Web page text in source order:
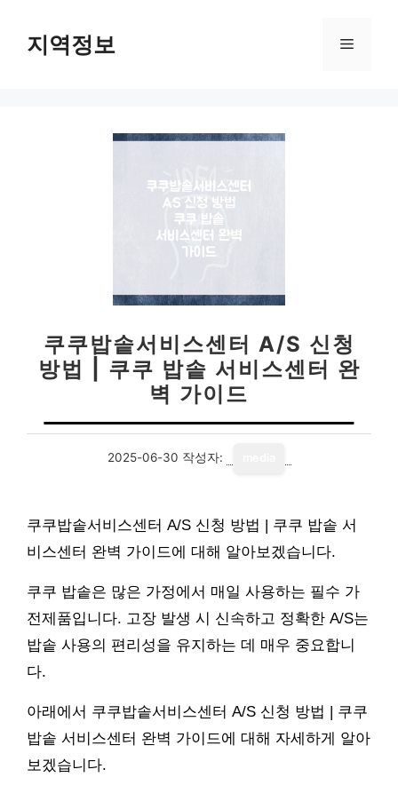
지역정보 메
쿠쿠밥솥서비스센터 A/S 신청
방법 | 쿠쿠 밥솥 서비스센터 완
벽 가이드
2025-06-30 작성자:
쿠쿠밥솥서비스센터 A/S 신청 방법 | 쿠쿠 밥솥 서
비스센터 완벽 가이드에 대해 알아보겠습니다.
쿠쿠 밥솥은 많은 가정에서 매일 사용하는 필수 가
전제품입니다. 고장 발생 시 신속하고 정확한 A/S는
밥솥 사용의 편리성을 유지하는 데 매우 중요합니
다.
아래에서 쿠쿠밥솥서비스센터 A/S 신청 방법 | 쿠쿠
밥솥 서비스센터 완벽 가이드에 대해 자세하게 알아
보겠습니다.